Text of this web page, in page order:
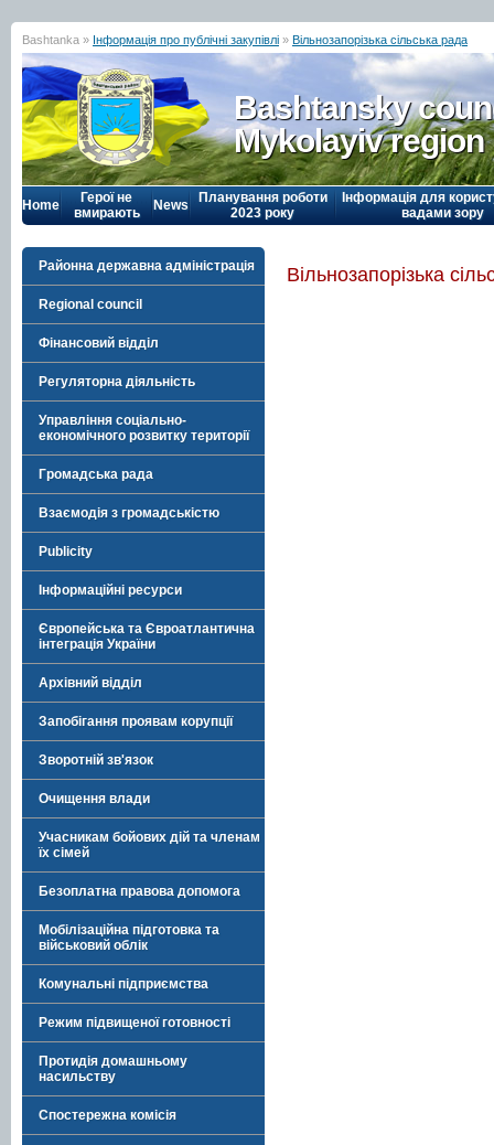
Bashtanka » Інформація про публічні закупівлі » Вільнозапорізька сільська рада
Bashtansky
Mykolayiv region
Home
Герої не
вмирають
News
Планування роботи
2023 року
Інформація для
вадами зору
Районна державна адміністрація
Regional council
Фінансовий відділ
Регуляторна діяльність
Управління соціально-
економічного розвитку території
Громадська рада
Взаємодія з громадськістю
Publicity
Інформаційні ресурси
Європейська та Євроатлантична
інтеграція України
Архівний відділ
Запобігання проявам корупції
Зворотній зв'язок
Очищення влади
Учасникам бойових дій та членам
їх сімей
Безоплатна правова допомога
Мобілізаційна підготовка та
військовий облік
Комунальні підприємства
Режим підвищеної готовності
Протидія домашньому
насильству
Спостережна комісія
Вільнозапорізька